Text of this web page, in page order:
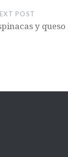
POST
y